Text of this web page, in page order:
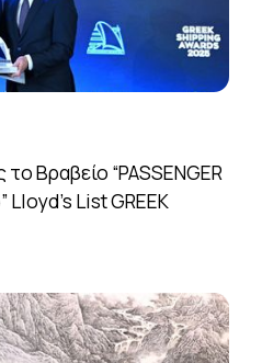
Βραβείο “PASSENGER
Lloyd’s List GREEK